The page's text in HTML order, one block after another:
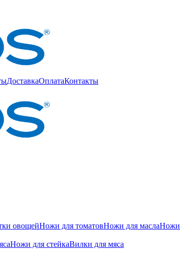
ДоставкаОплатаКонтакты
овощейНожи для томатовНожи для маслаНожи
Ножи для стейкаВилки для мяса